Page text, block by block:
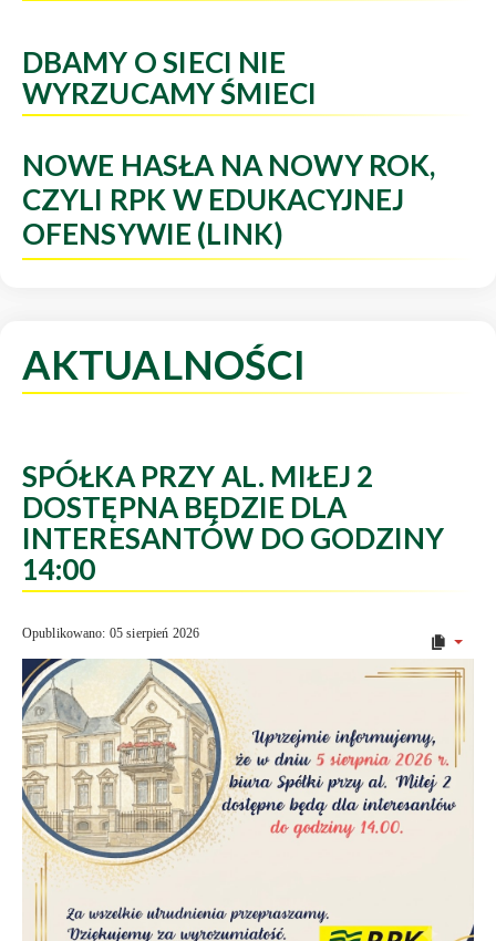
DBAMY O SIECI NIE
WYRZUCAMY ŚMIECI
NOWE HASŁA NA NOWY ROK,
CZYLI RPK W EDUKACYJNEJ
OFENSYWIE (LINK)
AKTUALNOŚCI
SPÓŁKA PRZY AL. MIŁEJ 2
DOSTĘPNA BĘDZIE DLA
INTERESANTÓW DO GODZINY
14:00
Opublikowano: 05 sierpień 2026